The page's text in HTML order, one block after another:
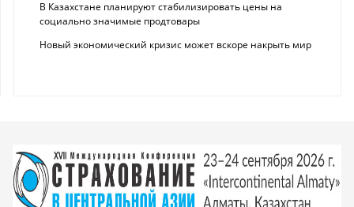
В Казахстане планируют стабилизировать цены на
социально значимые продтовары
Новый экономический кризис может вскоре накрыть мир